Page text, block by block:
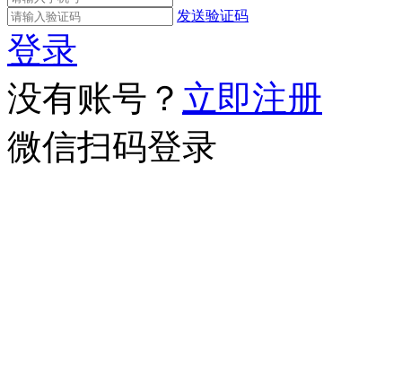
发送验证码
登录
没有账号？ 立即注册
微信扫码登录